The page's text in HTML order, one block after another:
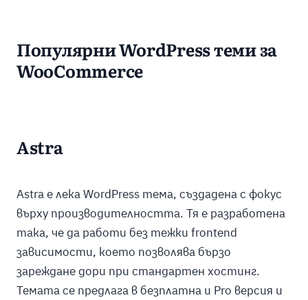
Популярни WordPress теми за
WooCommerce
Astra
Astra е лека WordPress тема, създадена с фокус
върху производителността. Тя е разработена
така, че да работи без тежки frontend
зависимости, което позволява бързо
зареждане дори при стандартен хостинг.
Темата се предлага в безплатна и Pro версия и